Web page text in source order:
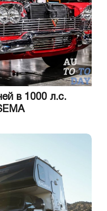
в 1000 л.с.